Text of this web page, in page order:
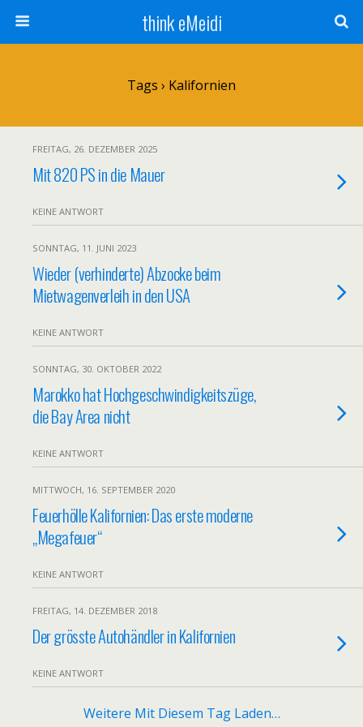
think eMeidi
Tags › Kalifornien
FREITAG, 26. DEZEMBER 2025
Mit 820 PS in die Mauer
KEINE ANTWORT
SONNTAG, 11. JUNI 2023
Wieder (verhinderte) Abzocke beim
Mietwagenverleih in den USA
KEINE ANTWORT
SONNTAG, 30. OKTOBER 2022
Marokko hat Hochgeschwindigkeitszüge,
die Bay Area nicht
KEINE ANTWORT
MITTWOCH, 16. SEPTEMBER 2020
Feuerhölle Kalifornien: Das erste moderne
„Megafeuer“
KEINE ANTWORT
FREITAG, 14. DEZEMBER 2018
Der grösste Autohändler in Kalifornien
KEINE ANTWORT
Weitere Mit Diesem Tag Laden…